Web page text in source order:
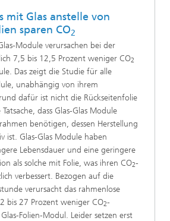
mit Glas anstelle von
sparen CO2
Module verursachen bei der
7,5 bis 12,5 Prozent weniger CO2
Das zeigt die Studie für alle
unabhängig von ihrem
dafür ist nicht die Rückseitenfolie
dass Glas-Glas Module
benötigen, dessen Herstellung
ist. Glas-Glas Module haben
Lebensdauer und eine geringere
als solche mit Folie, was ihren CO2-
verbessert. Bezogen auf die
verursacht das rahmenlose
bis 27 Prozent weniger CO2-
Glas-Folien-Modul. Leider setzen erst